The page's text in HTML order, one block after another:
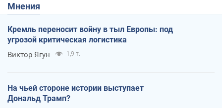
Мнения
Кремль переносит войну в тыл Европы: под
угрозой критическая логистика
Виктор Ягун 1,9 т.
На чьей стороне истории выступает
Дональд Трамп?